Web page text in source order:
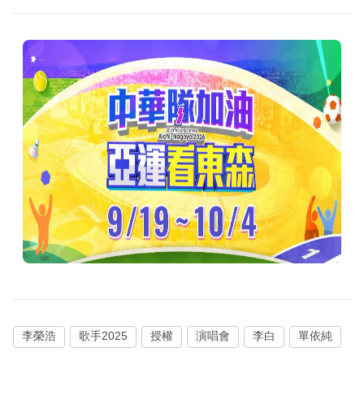
李榮浩 歌手2025 授權 演唱會 李白 單依純